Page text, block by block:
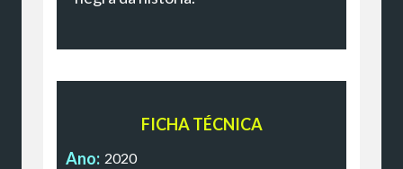
FICHA TÉCNICA
Ano: 2020